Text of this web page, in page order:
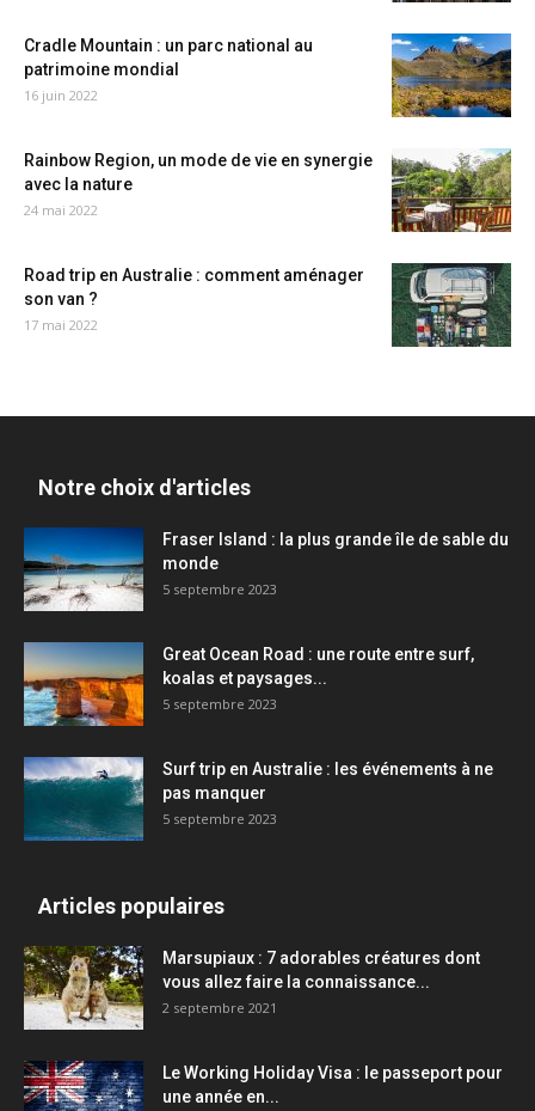
Cradle Mountain : un parc national au
patrimoine mondial
16 juin 2022
Rainbow Region, un mode de vie en synergie
avec la nature
24 mai 2022
Road trip en Australie : comment aménager
son van ?
17 mai 2022
Notre choix d'articles
Fraser Island : la plus grande île de sable du
monde
5 septembre 2023
Great Ocean Road : une route entre surf,
koalas et paysages...
5 septembre 2023
Surf trip en Australie : les événements à ne
pas manquer
5 septembre 2023
Articles populaires
Marsupiaux : 7 adorables créatures dont
vous allez faire la connaissance...
2 septembre 2021
Le Working Holiday Visa : le passeport pour
une année en...